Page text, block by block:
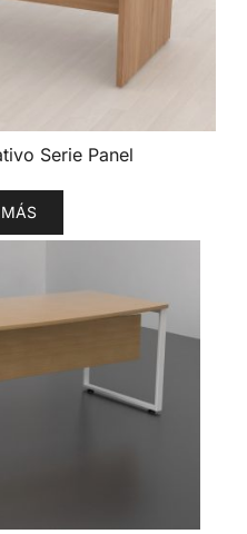
Serie Panel
MÁS